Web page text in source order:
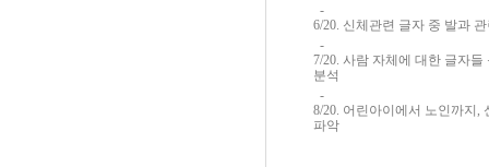
-
6/20. 신체관련 글자 중 발과
-
7/20. 사람 자체에 대한 글자
분석
-
8/20. 어린아이에서 노인까지,
파악